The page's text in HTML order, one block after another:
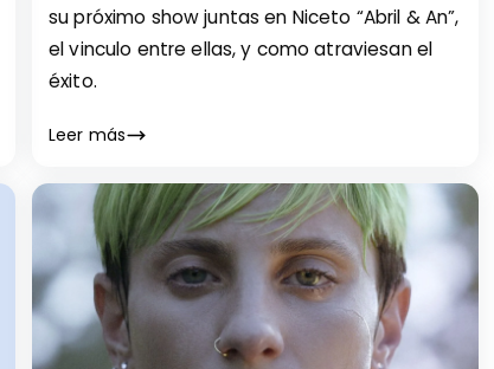
su próximo show juntas en Niceto “Abril & An”,
el vinculo entre ellas, y como atraviesan el
éxito.
Leer más